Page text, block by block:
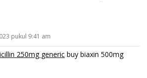
pukul 9:41 am
250mg generic buy biaxin 500mg